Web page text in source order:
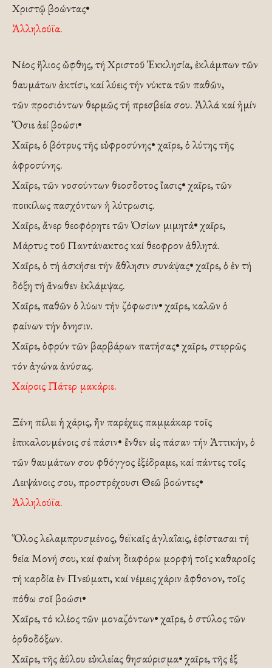
Χριστῷ βοώντας•
Ἀλληλούϊα.
Νέος ἥλιος ὤφθης, τή Χριστοῦ Ἐκκλησία, ἐκλάμπων τῶν
θαυμάτων ἀκτίσι, καί λύεις τήν νύκτα τῶν παθῶν,
τῶν προσιόντων θερμῶς τή πρεσβεία σου. Ἀλλά καί ἠμίν
Ὅσιε ἀεί βοώσι•
Χαῖρε, ὁ βότρυς τῆς εὐφροσύνης• χαῖρε, ὁ λύτης τῆς
ἀφροσύνης.
Χαῖρε, τῶν νοσούντων θεοσδοτος ἴασις• χαῖρε, τῶν
ποικίλως πασχόντων ἡ λύτρωσις.
Χαῖρε, ἄνερ θεοφόρητε τῶν Ὁσίων μιμητά• χαῖρε,
Μάρτυς τοῦ Παντάνακτος καί θεοφρον ἀθλητά.
Χαῖρε, ὁ τή ἀσκήσει τήν ἄθλησιν συνάψας• χαῖρε, ὁ ἐν τή
δόξη τή ἄνωθεν ἐκλάμψας.
Χαῖρε, παθῶν ὁ λύων τήν ζόφωσιν• χαῖρε, καλῶν ὁ
φαίνων τήν ὄνησιν.
Χαῖρε, ὀφρύν τῶν βαρβάρων πατήσας• χαῖρε, στερρῶς
τόν ἀγώνα ἀνύσας.
Χαίροις Πάτερ μακάριε.
Ξένη πέλει ἡ χάρις, ἤν παρέχεις παμμάκαρ τοῖς
ἐπικαλουμένοις σέ πάσιν• ἔνθεν εἰς πάσαν τήν Ἀττικήν, ὁ
τῶν θαυμάτων σου φθόγγος ἐξέδραμε, καί πάντες τοῖς
Λειψάνοις σου, προστρέχουσι Θεῶ βοώντες•
Ἀλληλούϊα.
Ὅλος λελαμπρυσμένος, θεϊκαῖς ἀγλαΐαις, ἐφίστασαι τή
θεία Μονή σου, καί φαίνη διαφόρω μορφή τοῖς καθαροῖς
τή καρδία ἐν Πνεύματι, καί νέμεις χάριν ἄφθονον, τοῖς
πόθω σοῖ βοώσι•
Χαῖρε, τό κλέος τῶν μοναζόντων• χαῖρε, ὁ στύλος τῶν
ὀρθοδόξων.
Χαῖρε, τῆς ἀΰλου εὐκλείας θησαύρισμα• χαῖρε, τῆς ἐξ